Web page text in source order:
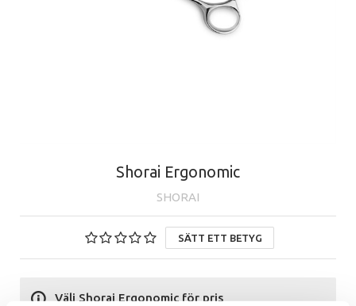
Shorai Ergonomic
SHORAI
SÄTT ETT BETYG
Välj Shorai Ergonomic för pris